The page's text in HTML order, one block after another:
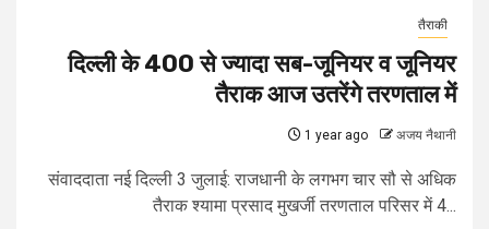
तैराकी
दिल्ली के 400 से ज्यादा सब-जूनियर व जूनियर
तैराक आज उतरेंगे तरणताल में
1 year ago अजय नैथानी
संवाददाता नई दिल्ली 3 जुलाई: राजधानी के लगभग चार सौ से अधिक
तैराक श्यामा प्रसाद मुखर्जी तरणताल परिसर में 4...